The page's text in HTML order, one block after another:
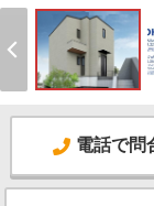
電話で問